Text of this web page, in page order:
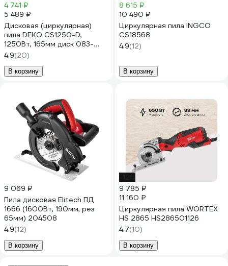
4 741 ₽
5 489 ₽
Дисковая (циркулярная)
пила DEKO CS1250-D,
1250Вт, 165мм диск 083-
1100
4.9(20)
В корзину
8 615 ₽
10 490 ₽
Циркулярная пила INGCO
CS18568
4.9(12)
В корзину
9 069 ₽
Пила дисковая Elitech ПД
1666 (1600Вт, 190мм, рез
65мм) 204508
4.9(12)
В корзину
9 785 ₽
11 160 ₽
Циркулярная пила WORTEX
HS 2865 HS286501126
4.7(10)
В корзину